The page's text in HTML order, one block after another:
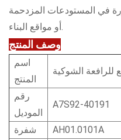
في المستودعات المزدحمة
وصف المنتج
اسم
المنتج
رقم
الموديل
A7S92-40191
شفرة
AH01.0101A